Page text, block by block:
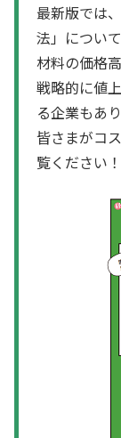
最新版では
法」につい
材料の価格
戦略的に値
る企業もあ
皆さまがコ
覧ください！